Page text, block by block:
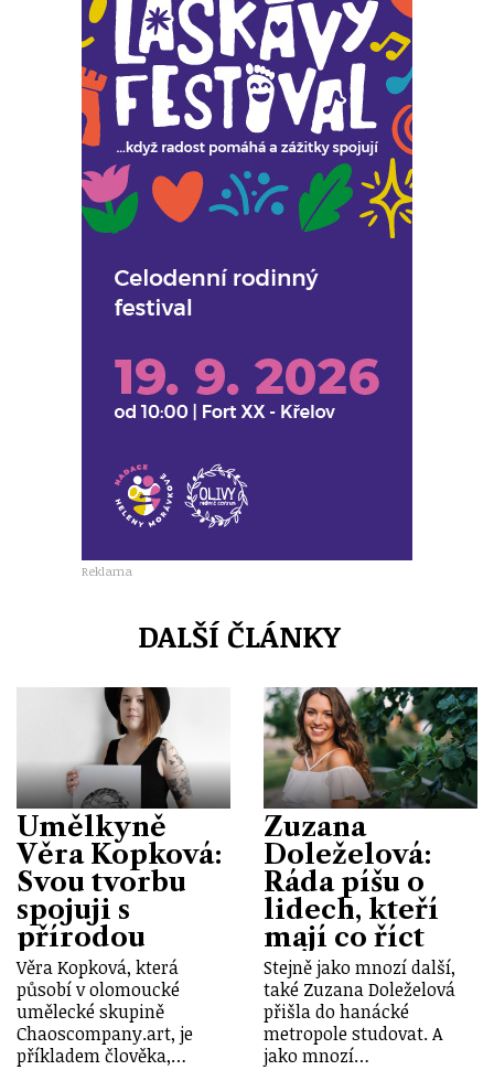
Reklama
DALŠÍ ČLÁNKY
Umělkyně
Věra Kopková:
Svou tvorbu
spojuji s
přírodou
Věra Kopková, která
působí v olomoucké
umělecké skupině
Chaoscompany.art, je
příkladem člověka,…
Zuzana
Doleželová:
Ráda píšu o
lidech, kteří
mají co říct
Stejně jako mnozí další,
také Zuzana Doleželová
přišla do hanácké
metropole studovat. A
jako mnozí…